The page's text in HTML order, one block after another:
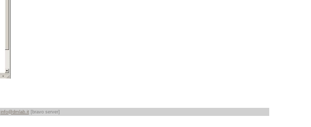
info@dmlab.it[bravo server]